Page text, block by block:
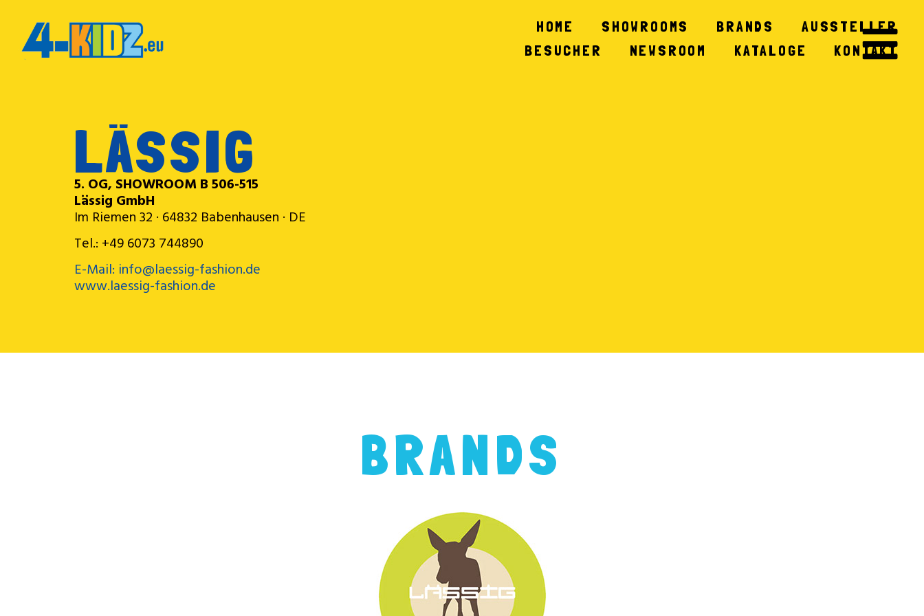
HOME SHOWROOMS BRANDS
AUSSTELLER
BESUCHER
NEWSROOM KATALOGE KONTAKT
LÄSSIG
5. OG, SHOWROOM B 506-515
Lässig GmbH
Im Riemen 32 · 64832 Babenhausen · DE
Tel.: +49 6073 744890
E-Mail: info@laessig-fashion.de
www.laessig-fashion.de
BRANDS